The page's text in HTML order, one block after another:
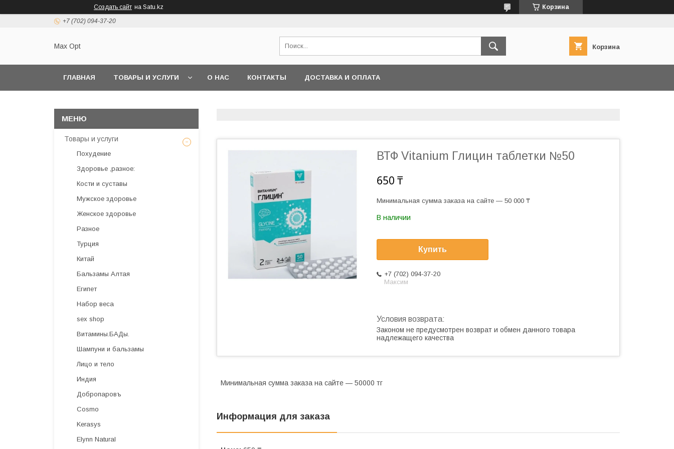
Создать сайт на Satu.kz Корзина
+7 (702) 094-37-20
Max Opt Корзина
ГЛАВНАЯ ТОВАРЫ И УСЛУГИ О НАС КОНТАКТЫ ДОСТАВКА И ОПЛАТА
ВТФ Vitanium Глицин таблетки №50
650 ₸
Минимальная сумма заказа на сайте — 50 000 ₸
В наличии
Купить
+7 (702) 094-37-20
Максим
Законом не предусмотрен возврат и обмен данного товара
надлежащего качества
Минимальная сумма заказа на сайте — 50000 тг
Информация для заказа
Товары и услуги
Похудение
Здоровье ,разное:
Кости и суставы
Мужское здоровье
Женское здоровье
Разное
Турция
Китай
Бальзамы Алтая
Египет
Набор веса
sex shop
Витамины.БАДы.
Шампуни и бальзамы
Лицо и тело
Индия
Добропаровъ
Cosmo
Kerasys
Elynn Natural